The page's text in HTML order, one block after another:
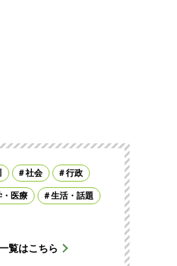
社会 行政
・医療 生活・話題
覧はこちら